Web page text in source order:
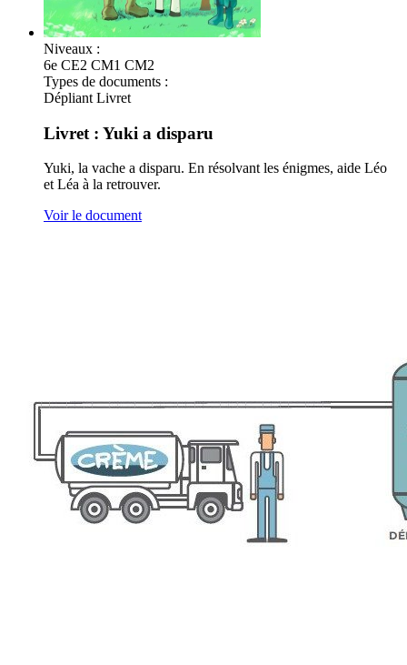
Niveaux :
6e CE2 CM1 CM2
Types de documents :
Dépliant Livret
Livret : Yuki a disparu
Yuki, la vache a disparu. En résolvant les énigmes, aide Léo
et Léa à la retrouver.
Voir le document